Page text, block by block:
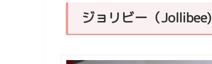
ジョリビー（Jollibee)